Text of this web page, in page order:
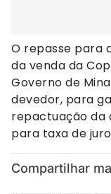
O repasse para
da venda da
Governo de
devedor, para
repactuação da
para taxa de
Compartilhar